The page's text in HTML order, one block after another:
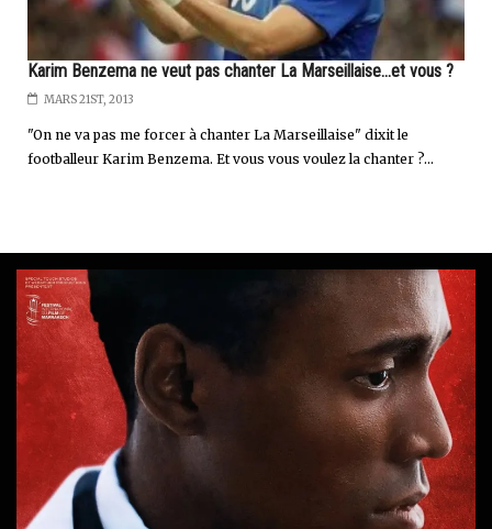
Karim Benzema ne veut pas chanter La Marseillaise...et vous ?
MARS 21ST, 2013
"On ne va pas me forcer à chanter La Marseillaise" dixit le
footballeur Karim Benzema. Et vous vous voulez la chanter ?...